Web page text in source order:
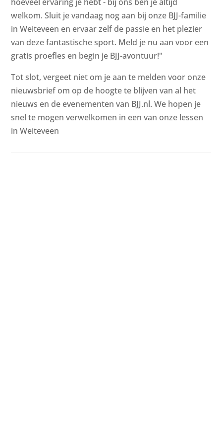
welkom. Sluit je vandaag nog aan bij onze BJJ-familie
in Weiteveen en ervaar zelf de passie en het plezier
van deze fantastische sport. Meld je nu aan voor een
gratis proefles en begin je BJJ-avontuur!"
Tot slot, vergeet niet om je aan te melden voor onze
nieuwsbrief om op de hoogte te blijven van al het
nieuws en de evenementen van BJJ.nl. We hopen je
snel te mogen verwelkomen in een van onze lessen
in Weiteveen